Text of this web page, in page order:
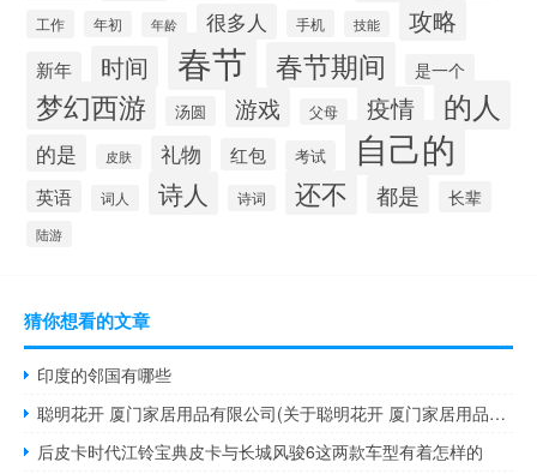
工作 年初 年龄 很多人 手机 技能 攻略
新年 时间 春节 春节期间 是一个
梦幻西游 汤圆 游戏 父母 疫情 的人
的是 皮肤 礼物 红包 考试 自己的
英语 词人 诗人 诗词 还不 都是 长辈
陆游
猜你想看的文章
印度的邻国有哪些
聪明花开 厦门家居用品有限公司(关于聪明花开 厦门家居用品有限公司简述)
后皮卡时代江铃宝典皮卡与长城风骏6这两款车型有着怎样的